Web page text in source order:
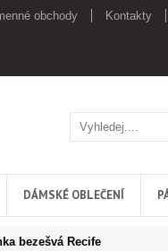
obchody
Kontakty
DÁMSKÉ OBLEČENÍ
bezešvá Recife